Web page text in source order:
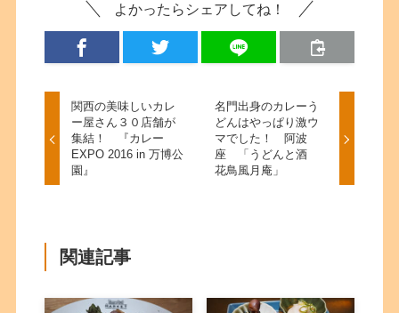
よかったらシェアしてね！
関西の美味しいカレ
ー屋さん３０店舗が
集結！ 『カレー
EXPO 2016 in 万博公
園』
名門出身のカレーう
どんはやっぱり激ウ
マでした！ 阿波
座 「うどんと酒
花鳥風月庵」
関連記事